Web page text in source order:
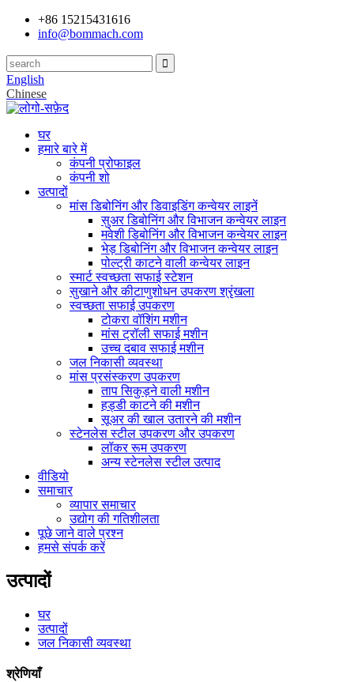
+86 15215431616
info@bommach.com
English
Chinese
घर
हमारे बारे में
कंपनी प्रोफाइल
कंपनी शो
उत्पादों
मांस डिबोनिंग और डिवाइडिंग कन्वेयर लाइनें
सुअर डिबोनिंग और विभाजन कन्वेयर लाइन
मवेशी डिबोनिंग और विभाजन कन्वेयर लाइन
भेड़ डिबोनिंग और विभाजन कन्वेयर लाइन
पोल्ट्री काटने वाली कन्वेयर लाइन
स्मार्ट स्वच्छता सफाई स्टेशन
सुखाने और कीटाणुशोधन उपकरण श्रृंखला
स्वच्छता सफाई उपकरण
टोकरा वॉशिंग मशीन
मांस ट्रॉली सफाई मशीन
उच्च दबाव सफाई मशीन
जल निकासी व्यवस्था
मांस प्रसंस्करण उपकरण
ताप सिकुड़ने वाली मशीन
हड्डी काटने की मशीन
सूअर की खाल उतारने की मशीन
स्टेनलेस स्टील उपकरण और उपकरण
लॉकर रूम उपकरण
अन्य स्टेनलेस स्टील उत्पाद
वीडियो
समाचार
व्यापार समाचार
उद्योग की गतिशीलता
पूछे जाने वाले प्रश्न
हमसे संपर्क करें
उत्पादों
घर
उत्पादों
जल निकासी व्यवस्था
श्रेणियाँ